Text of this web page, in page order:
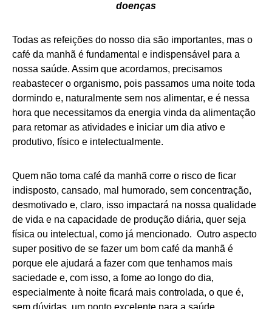
doenças
Todas as refeições do nosso dia são importantes, mas o
café da manhã é fundamental e indispensável para a
nossa saúde. Assim que acordamos, precisamos
reabastecer o organismo, pois passamos uma noite toda
dormindo e, naturalmente sem nos alimentar, e é nessa
hora que necessitamos da energia vinda da alimentação
para retomar as atividades e iniciar um dia ativo e
produtivo, físico e intelectualmente.
Quem não toma café da manhã corre o risco de ficar
indisposto, cansado, mal humorado, sem concentração,
desmotivado e, claro, isso impactará na nossa qualidade
de vida e na capacidade de produção diária, quer seja
física ou intelectual, como já mencionado. Outro aspecto
super positivo de se fazer um bom café da manhã é
porque ele ajudará a fazer com que tenhamos mais
saciedade e, com isso, a fome ao longo do dia,
especialmente à noite ficará mais controlada, o que é,
sem dúvidas, um ponto excelente para a saúde.